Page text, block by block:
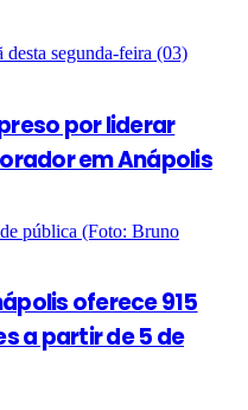
por liderar
em Anápolis
oferece 915
a partir de 5 de